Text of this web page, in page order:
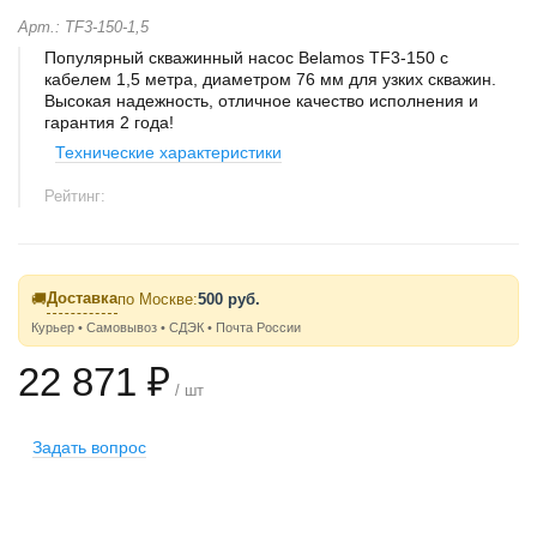
Арт.: TF3-150-1,5
Популярный скважинный насос Belamos TF3-150 с
кабелем 1,5 метра, диаметром 76 мм для узких скважин.
Высокая надежность, отличное качество исполнения и
гарантия 2 года!
Технические характеристики
Рейтинг:
🚚Доставкапо Москве:500 руб.
Курьер • Самовывоз • СДЭК • Почта России
22 871 ₽ / шт
Задать вопрос